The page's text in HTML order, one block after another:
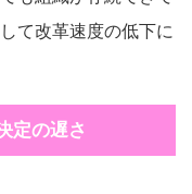
て改革速度の低下に
定の遅さ